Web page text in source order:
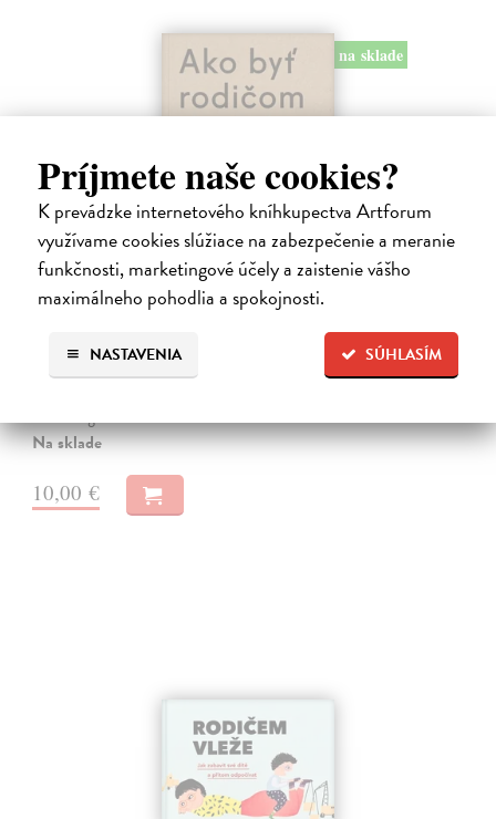
Príjmete naše cookies?
K prevádzke internetového kníhkupectva Artforum
využívame cookies slúžiace na zabezpečenie a meranie
funkčnosti, marketingové účely a zaistenie vášho
maximálneho pohodlia a spokojnosti.
SÚHLASÍM
NASTAVENIA
na sklade
Ako byť rodičom dieťaťa s FASD
Jedna z mála kníh o poruchách fetálneho alkoholového spektra v
slovenskom jazyku. Kniha nielen jasne a zrozumiteľne popisuje
Na sklade
10,00 €